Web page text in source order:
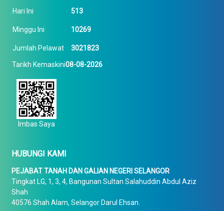
Hari Ini 513
Minggu Ini 10269
Jumlah Pelawat 3021823
Tarikh Kemaskini08-08-2026
Imbas Saya
HUBUNGI KAMI
PEJABAT TANAH DAN GALIAN NEGERI SELANGOR
Tingkat LG, 1, 3, 4, Bangunan Sultan Salahuddin Abdul Aziz
Shah
40576 Shah Alam, Selangor Darul Ehsan.